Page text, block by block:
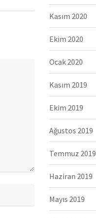
Kasım 2020
Ekim 2020
Ocak 2020
Kasım 2019
Ekim 2019
Ağustos 2019
Temmuz 2019
Haziran 2019
Mayıs 2019